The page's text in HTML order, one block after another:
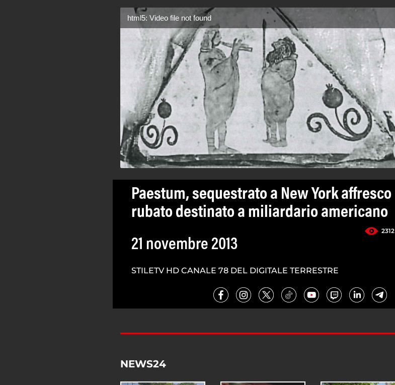
html5: Video file not found
Paestum, sequestrato a New York affresco
rubato destinato a miliardario americano
2312
21 novembre 2013
STILETV HD CANALE 78 DEL DIGITALE TERRESTRE
NEWS24